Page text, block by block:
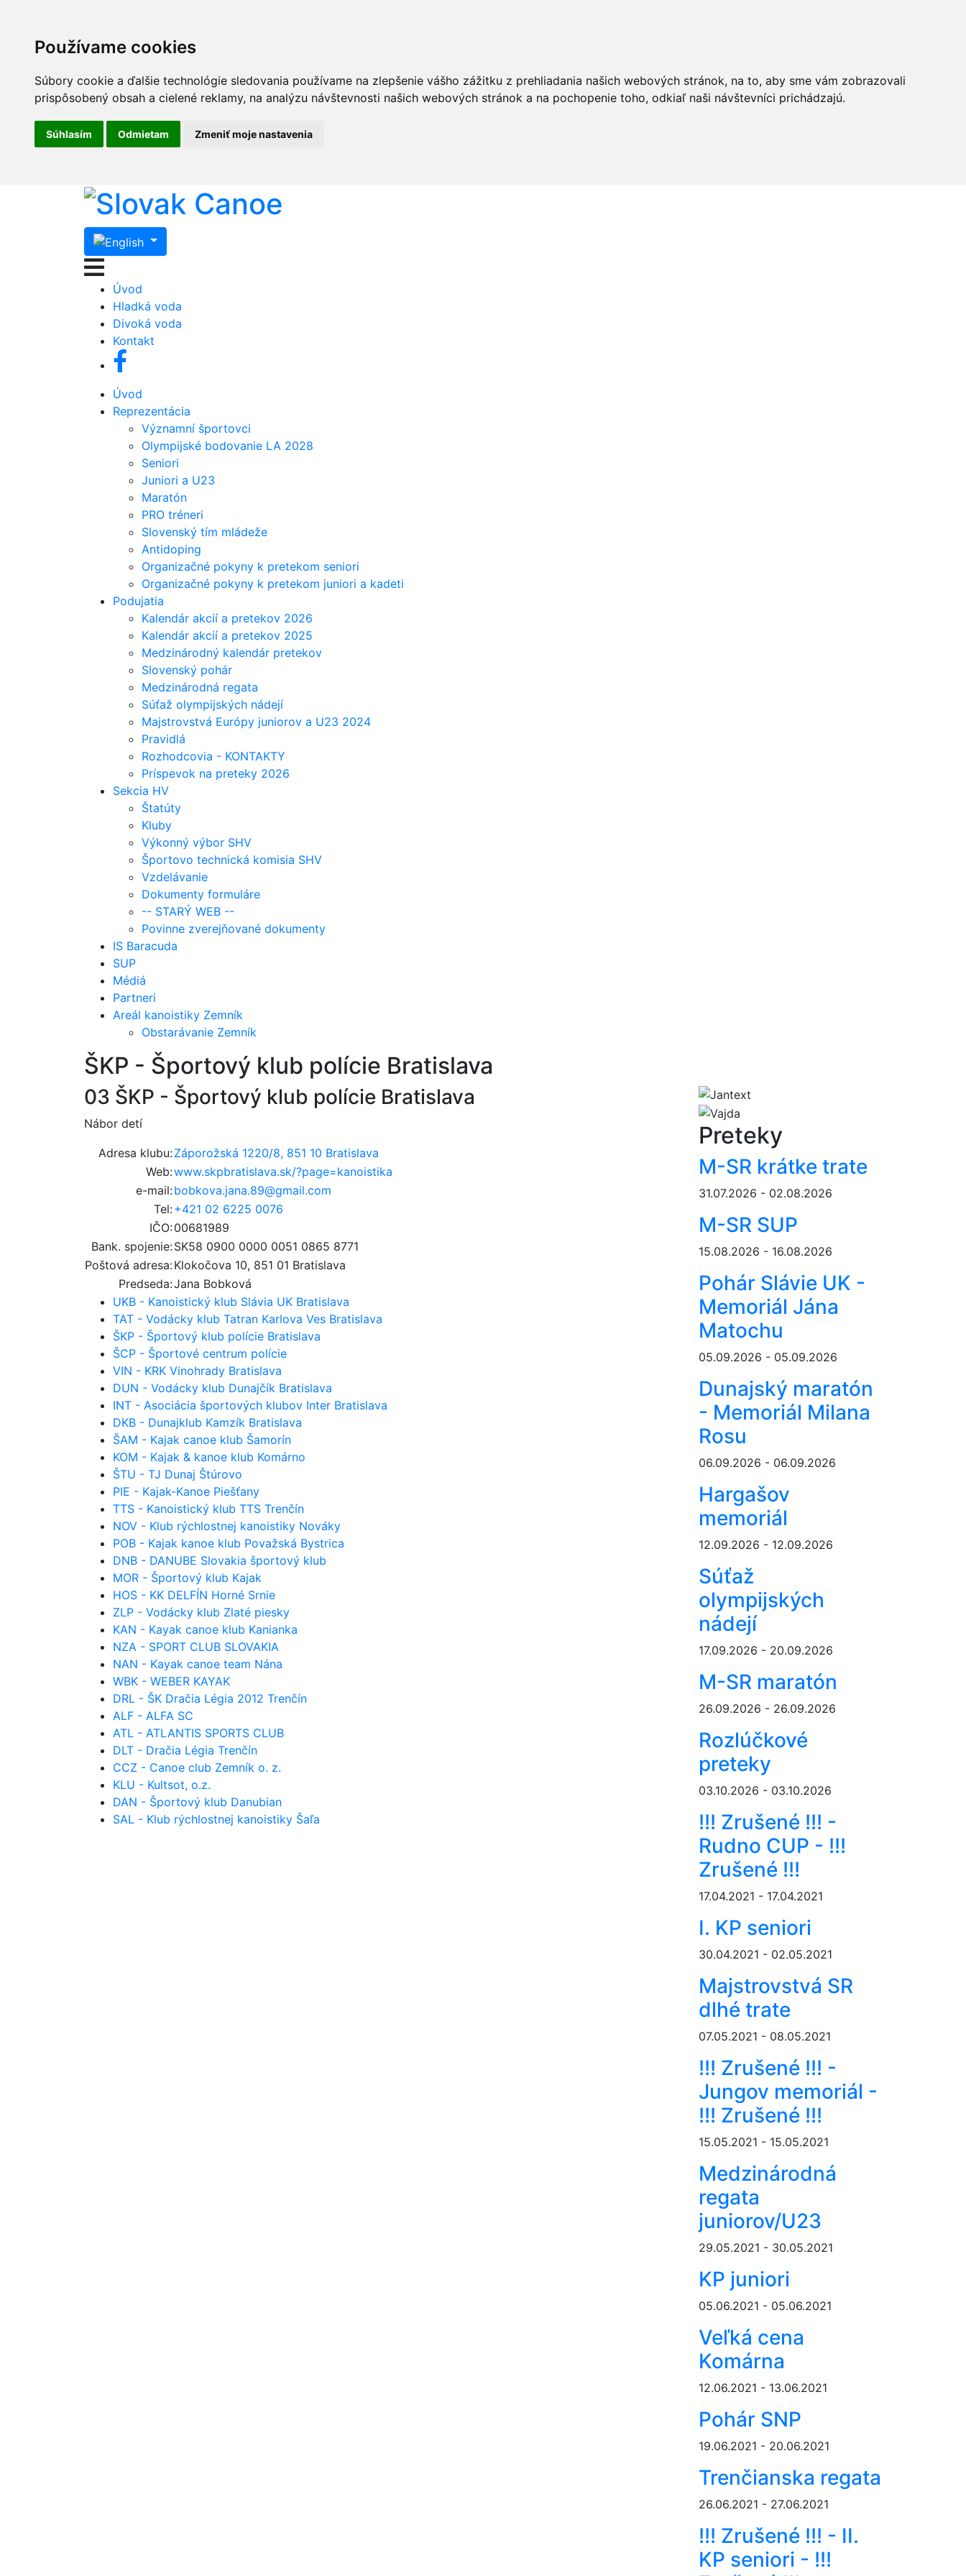
Používame cookies
Súbory cookie a ďalšie technológie sledovania používame na zlepšenie vášho zážitku z prehliadania našich webových stránok, na to, aby sme vám zobrazovali
prispôsobený obsah a cielené reklamy, na analýzu návštevnosti našich webových stránok a na pochopenie toho, odkiaľ naši návštevníci prichádzajú.
Súhlasím Odmietam Zmeniť moje nastavenia
Úvod
Hladká voda
Divoká voda
Kontakt
Úvod
Reprezentácia
Významní športovci
Olympijské bodovanie LA 2028
Seniori
Juniori a U23
Maratón
PRO tréneri
Slovenský tím mládeže
Antidoping
Organizačné pokyny k pretekom seniori
Organizačné pokyny k pretekom juniori a kadeti
Podujatia
Kalendár akcií a pretekov 2026
Kalendár akcií a pretekov 2025
Medzinárodný kalendár pretekov
Slovenský pohár
Medzinárodná regata
Súťaž olympijských nádejí
Majstrovstvá Európy juniorov a U23 2024
Pravidlá
Rozhodcovia - KONTAKTY
Príspevok na preteky 2026
Sekcia HV
Štatúty
Kluby
Výkonný výbor SHV
Športovo technická komisia SHV
Vzdelávanie
Dokumenty formuláre
-- STARÝ WEB --
Povinne zverejňované dokumenty
IS Baracuda
SUP
Médiá
Partneri
Areál kanoistiky Zemník
Obstarávanie Zemník
ŠKP - Športový klub polície Bratislava
03 ŠKP - Športový klub polície Bratislava
Nábor detí
Adresa klubu:Záporožská 1220/8, 851 10 Bratislava
Web:www.skpbratislava.sk/?page=kanoistika
e-mail:bobkova.jana.89@gmail.com
Tel:+421 02 6225 0076
IČO:00681989
Bank. spojenie:SK58 0900 0000 0051 0865 8771
Poštová adresa:Klokočova 10, 851 01 Bratislava
Predseda:Jana Bobková
UKB - Kanoistický klub Slávia UK Bratislava
TAT - Vodácky klub Tatran Karlova Ves Bratislava
ŠKP - Športový klub polície Bratislava
ŠCP - Športové centrum polície
VIN - KRK Vinohrady Bratislava
DUN - Vodácky klub Dunajčík Bratislava
INT - Asociácia športových klubov Inter Bratislava
DKB - Dunajklub Kamzík Bratislava
ŠAM - Kajak canoe klub Šamorín
KOM - Kajak & kanoe klub Komárno
ŠTU - TJ Dunaj Štúrovo
PIE - Kajak-Kanoe Piešťany
TTS - Kanoistický klub TTS Trenčín
NOV - Klub rýchlostnej kanoistiky Nováky
POB - Kajak kanoe klub Považská Bystrica
DNB - DANUBE Slovakia športový klub
MOR - Športový klub Kajak
HOS - KK DELFÍN Horné Srnie
ZLP - Vodácky klub Zlaté piesky
KAN - Kayak canoe klub Kanianka
NZA - SPORT CLUB SLOVAKIA
NAN - Kayak canoe team Nána
WBK - WEBER KAYAK
DRL - ŠK Dračia Légia 2012 Trenčín
ALF - ALFA SC
ATL - ATLANTIS SPORTS CLUB
DLT - Dračia Légia Trenčín
CCZ - Canoe club Zemník o. z.
KLU - Kultsot, o.z.
DAN - Športový klub Danubian
SAL - Klub rýchlostnej kanoistiky Šaľa
Preteky
M-SR krátke trate
31.07.2026 - 02.08.2026
M-SR SUP
15.08.2026 - 16.08.2026
Pohár Slávie UK -
Memoriál Jána
Matochu
05.09.2026 - 05.09.2026
Dunajský maratón
- Memoriál Milana
Rosu
06.09.2026 - 06.09.2026
Hargašov
memoriál
12.09.2026 - 12.09.2026
Súťaž
olympijských
nádejí
17.09.2026 - 20.09.2026
M-SR maratón
26.09.2026 - 26.09.2026
Rozlúčkové
preteky
03.10.2026 - 03.10.2026
!!! Zrušené !!! -
Rudno CUP - !!!
Zrušené !!!
17.04.2021 - 17.04.2021
I. KP seniori
30.04.2021 - 02.05.2021
Majstrovstvá SR
dlhé trate
07.05.2021 - 08.05.2021
!!! Zrušené !!! -
Jungov memoriál -
!!! Zrušené !!!
15.05.2021 - 15.05.2021
Medzinárodná
regata
juniorov/U23
29.05.2021 - 30.05.2021
KP juniori
05.06.2021 - 05.06.2021
Veľká cena
Komárna
12.06.2021 - 13.06.2021
Pohár SNP
19.06.2021 - 20.06.2021
Trenčianska regata
26.06.2021 - 27.06.2021
!!! Zrušené !!! - II.
KP seniori - !!!